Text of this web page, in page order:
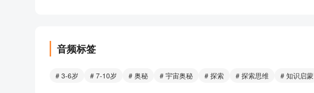
人类探索最高的山有多高？
海底最深有多深？
宇宙从最小到最大
音频标签
# 3-6岁 # 7-10岁 # 奥秘 # 宇宙奥秘 # 探索 # 探索思维 # 知识启蒙